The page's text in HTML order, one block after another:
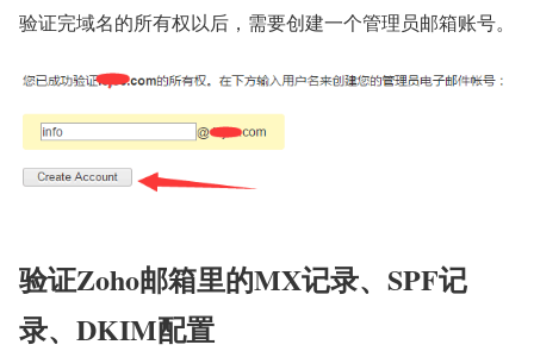
验证完域名的所有权以后，需要创建一个管理员邮箱账号。
验证Zoho邮箱里的MX记录、SPF记
录、DKIM配置